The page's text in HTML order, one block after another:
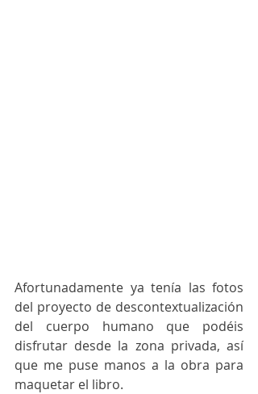
Afortunadamente ya tenía las fotos
del proyecto de descontextualización
del cuerpo humano que podéis
disfrutar desde la zona privada, así
que me puse manos a la obra para
maquetar el libro.